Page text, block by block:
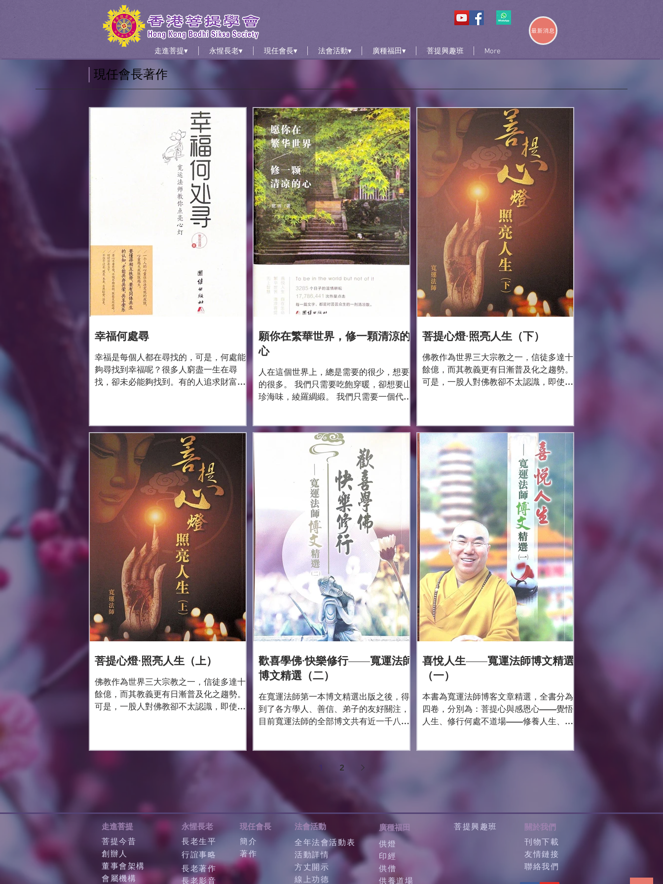
走進菩提▾ 永惺長老▾ 現任會長▾ 法會活動▾ 廣種福田▾ 菩提興趣班 More
最新消息
現任會長著作
幸福何處尋
幸福是每個人都在尋找的，可是，何處能
夠尋找到幸福呢？很多人窮盡一生在尋
找，卻未必能夠找到。有的人追求財富，
和周圍人格格不入。何處能夠找到幸福
呢？在本書中，寬運法師從人間...
願你在繁華世界，修一顆清涼的
心
人在這個世界上，總是需要的很少，想要
的很多。 我們只需要吃飽穿暖，卻想要山
珍海味，綾羅綢緞。 我們只需要一個代步
遊艇。 我們只需要一個睡覺的床鋪，卻想
要豪華的別墅，華美的裝飾。 物質的快速
發展，造就了一個繁華的世界。很多人在
菩提心燈·照亮人生（下）
佛教作為世界三大宗教之一，信徒多達十
餘億，而其教義更有日漸普及化之趨勢。
可是，一股人對佛教卻不太認識，即使有
明白佛法的真正好處及利益，從而獲得更
有價值、更有意義、更健...
菩提心燈·照亮人生（上）
佛教作為世界三大宗教之一，信徒多達十
餘億，而其教義更有日漸普及化之趨勢。
可是，一股人對佛教卻不太認識，即使有
明白佛法的真正好處及利益，從而獲得更
歡喜學佛·快樂修行——寬運法師
博文精選（二）
在寬運法師第一本博文精選出版之後，得
到了各方學人、善信、弟子的友好關注，
目前寬運法師的全部博文共有近一千八百
在繁忙的法務中，仍執筆撰文，將佛法的
好處和利益，傳播給更多...
喜悅人生——寬運法師博文精選
（一）
本書為寬運法師博客文章精選，全書分為
四卷，分別為：菩提心與感恩心——覺悟
人生、修行何處不道場——修養人生、好
1 2
走進菩提
菩提今昔
創辦人
董事會架構
會屬機構
永惺長老
長老生平
行誼事略
長老著作
長老影音
現任會長
簡介
著作
法會活動
全年法會活動表
活動詳情
方丈開示
線上功德
廣種福田
供燈
印經
供僧
供養道場
菩提興趣班
關於我們
刊物下載
友情鏈接
聯絡我們